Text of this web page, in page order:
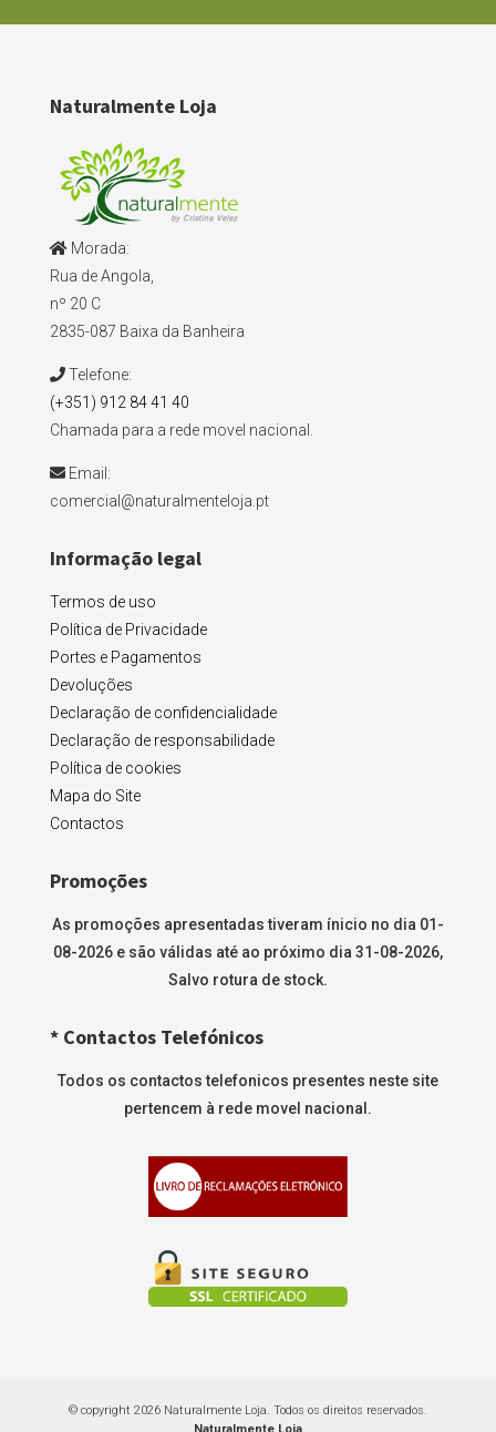
Naturalmente Loja
Morada:
Rua de Angola,
nº 20 C
2835-087 Baixa da Banheira
Telefone:
(+351) 912 84 41 40
Chamada para a rede movel nacional.
Email:
comercial@naturalmenteloja.pt
Informação legal
Termos de uso
Política de Privacidade
Portes e Pagamentos
Devoluções
Declaração de confidencialidade
Declaração de responsabilidade
Política de cookies
Mapa do Site
Contactos
Promoções
As promoções apresentadas tiveram ínicio no dia 01-
08-2026 e são válidas até ao próximo dia 31-08-2026,
Salvo rotura de stock.
* Contactos Telefónicos
Todos os contactos telefonicos presentes neste site
pertencem à rede movel nacional.
© copyright 2026 Naturalmente Loja. Todos os direitos reservados.
Naturalmente Loja